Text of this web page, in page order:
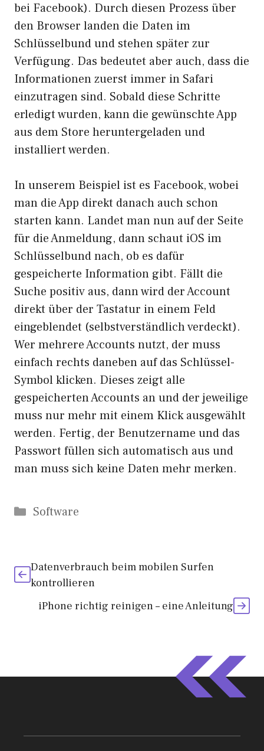
bei Facebook). Durch diesen Prozess über
den Browser landen die Daten im
Schlüsselbund und stehen später zur
Verfügung. Das bedeutet aber auch, dass die
Informationen zuerst immer in Safari
einzutragen sind. Sobald diese Schritte
erledigt wurden, kann die gewünschte App
aus dem Store heruntergeladen und
installiert werden.
In unserem Beispiel ist es Facebook, wobei
man die App direkt danach auch schon
starten kann. Landet man nun auf der Seite
für die Anmeldung, dann schaut iOS im
Schlüsselbund nach, ob es dafür
gespeicherte Information gibt. Fällt die
Suche positiv aus, dann wird der Account
direkt über der Tastatur in einem Feld
eingeblendet (selbstverständlich verdeckt).
Wer mehrere Accounts nutzt, der muss
einfach rechts daneben auf das Schlüssel-
Symbol klicken. Dieses zeigt alle
gespeicherten Accounts an und der jeweilige
muss nur mehr mit einem Klick ausgewählt
werden. Fertig, der Benutzername und das
Passwort füllen sich automatisch aus und
man muss sich keine Daten mehr merken.
Kategorien
Software
Datenverbrauch beim mobilen Surfen
kontrollieren
iPhone richtig reinigen – eine Anleitung